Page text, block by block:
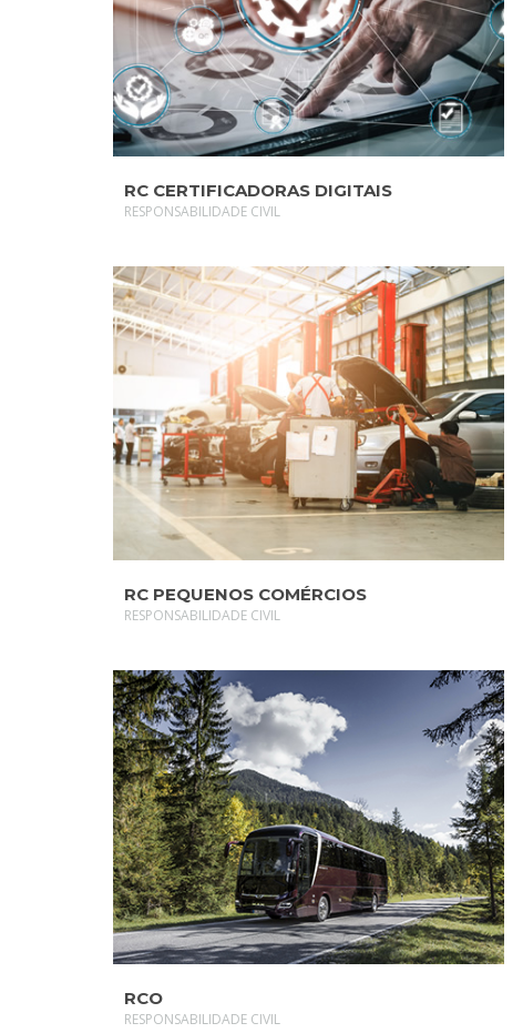
SAIBA MAIS
RC CERTIFICADORAS DIGITAIS
RESPONSABILIDADE CIVIL
SAIBA MAIS
RC PEQUENOS COMÉRCIOS
RESPONSABILIDADE CIVIL
SAIBA MAIS
RCO
RESPONSABILIDADE CIVIL